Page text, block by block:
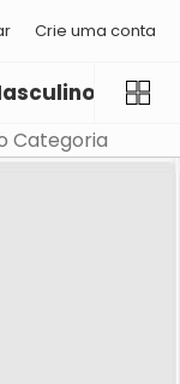
Crie uma conta
Categoria